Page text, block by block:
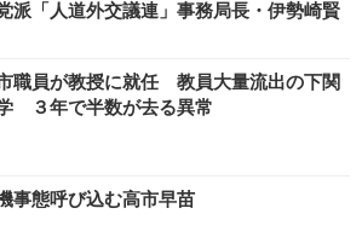
「人道外交議連」事務局長・伊勢崎賢
職員が教授に就任 教員大量流出の下関
３年で半数が去る異常
事態呼び込む高市早苗